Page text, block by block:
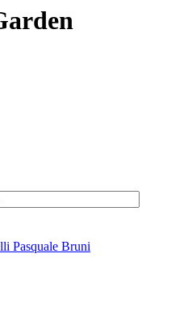
Pasquale Bruni